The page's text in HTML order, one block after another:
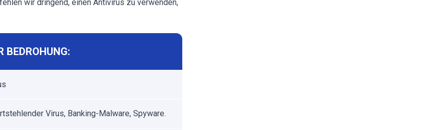
wir dringend, einen Antivirus zu verwenden,
BEDROHUNG:
Virus, Banking-Malware, Spyware.